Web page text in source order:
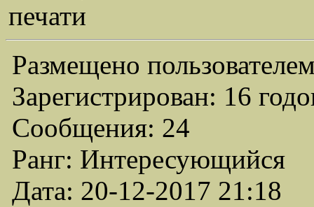
печати
Размещено
Зарегистрирован: 16
Сообщения: 24
Ранг: Интересующийся
Дата: 20-12-2017 21:18